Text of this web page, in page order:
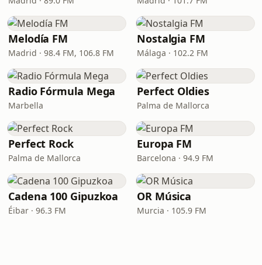
Melodía FM
Madrid · 98.4 FM, 106.8 FM
Nostalgia FM
Málaga · 102.2 FM
Radio Fórmula Mega
Marbella
Perfect Oldies
Palma de Mallorca
Perfect Rock
Palma de Mallorca
Europa FM
Barcelona · 94.9 FM
Cadena 100 Gipuzkoa
Éibar · 96.3 FM
OR Música
Murcia · 105.9 FM